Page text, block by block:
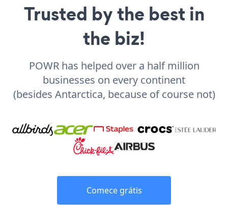
Trusted by the best in
the biz!
POWR has helped over a half million
businesses on every continent
(besides Antarctica, because of course not)
Comece grátis